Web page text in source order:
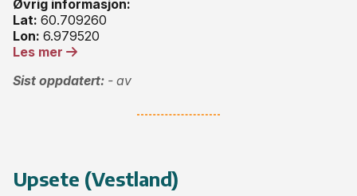
Øvrig informasjon:
Lat: 60.709260
Lon: 6.979520
Les mer
Sist oppdatert: - av
Upsete (Vestland)